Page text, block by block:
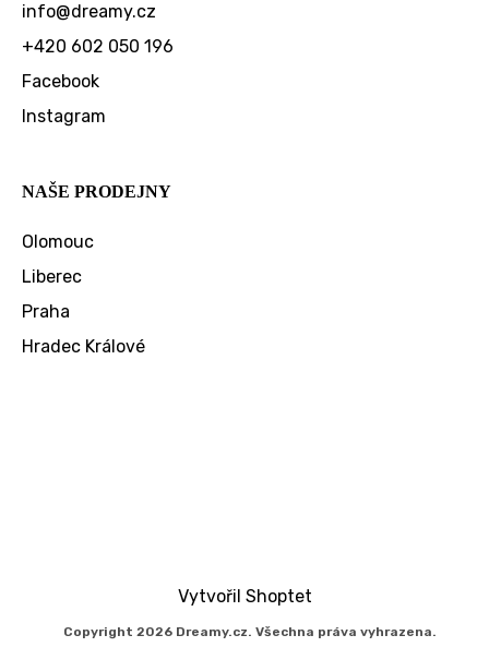
info@dreamy.cz
+420 602 050 196
Facebook
Instagram
NAŠE PRODEJNY
Olomouc
Liberec
Praha
Hradec Králové
Vytvořil Shoptet
Copyright 2026 Dreamy.cz. Všechna práva vyhrazena.